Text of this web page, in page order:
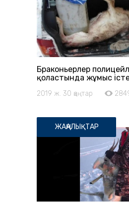
Браконьерлер
қоластында жұмыс
2019 ж. 30 қаңтар
ЖАҢАЛЫҚТАР